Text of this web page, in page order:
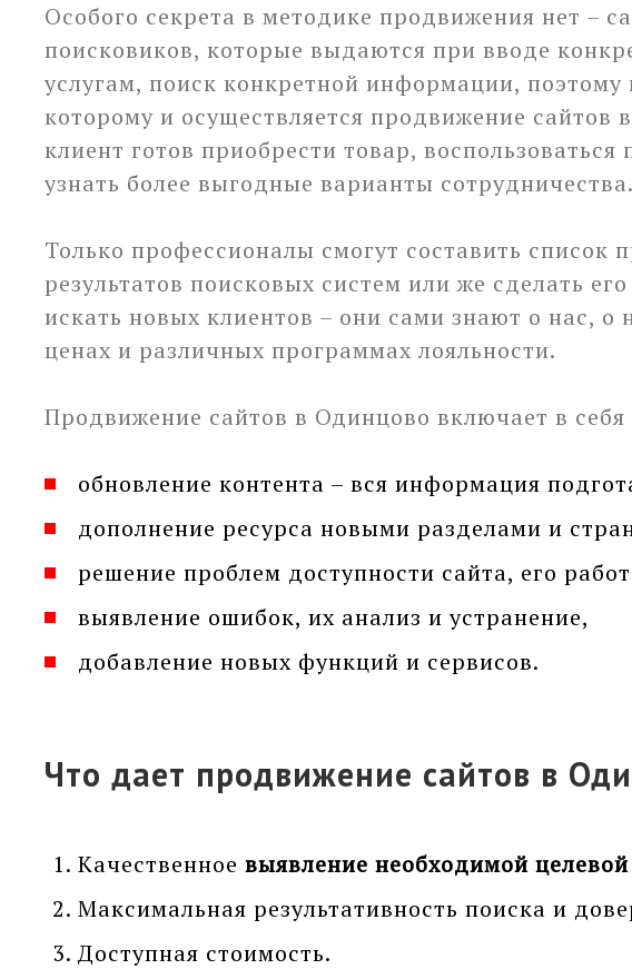
Особого секрета в методике продвижения нет –
поисковиков, которые выдаются при вводе
услугам, поиск конкретной информации,
которому и осуществляется продвижение
клиент готов приобрести товар,
узнать более выгодные варианты сотрудничества.
Только профессионалы смогут составить
результатов поисковых систем или же сделать
искать новых клиентов – они сами знают о нас,
ценах и различных программах лояльности.
Продвижение сайтов в Одинцово включает в
обновление контента – вся информация
дополнение ресурса новыми разделами и
решение проблем доступности сайта, его
выявление ошибок, их анализ и устранение,
добавление новых функций и сервисов.
Что дает продвижение сайтов в
Качественное выявление необходимой
Максимальная результативность поиска и
Доступная стоимость.